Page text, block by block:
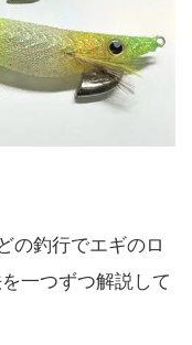
の釣行でエギのロ
一つずつ解説して